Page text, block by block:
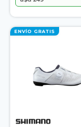
ENVÍO GRATIS